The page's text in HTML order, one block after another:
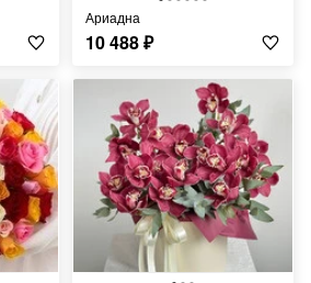
Ариадна
10 488₽